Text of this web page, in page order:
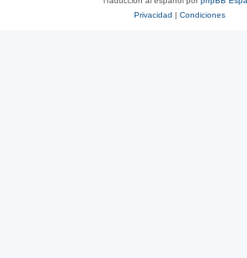
Privacidad | Condiciones